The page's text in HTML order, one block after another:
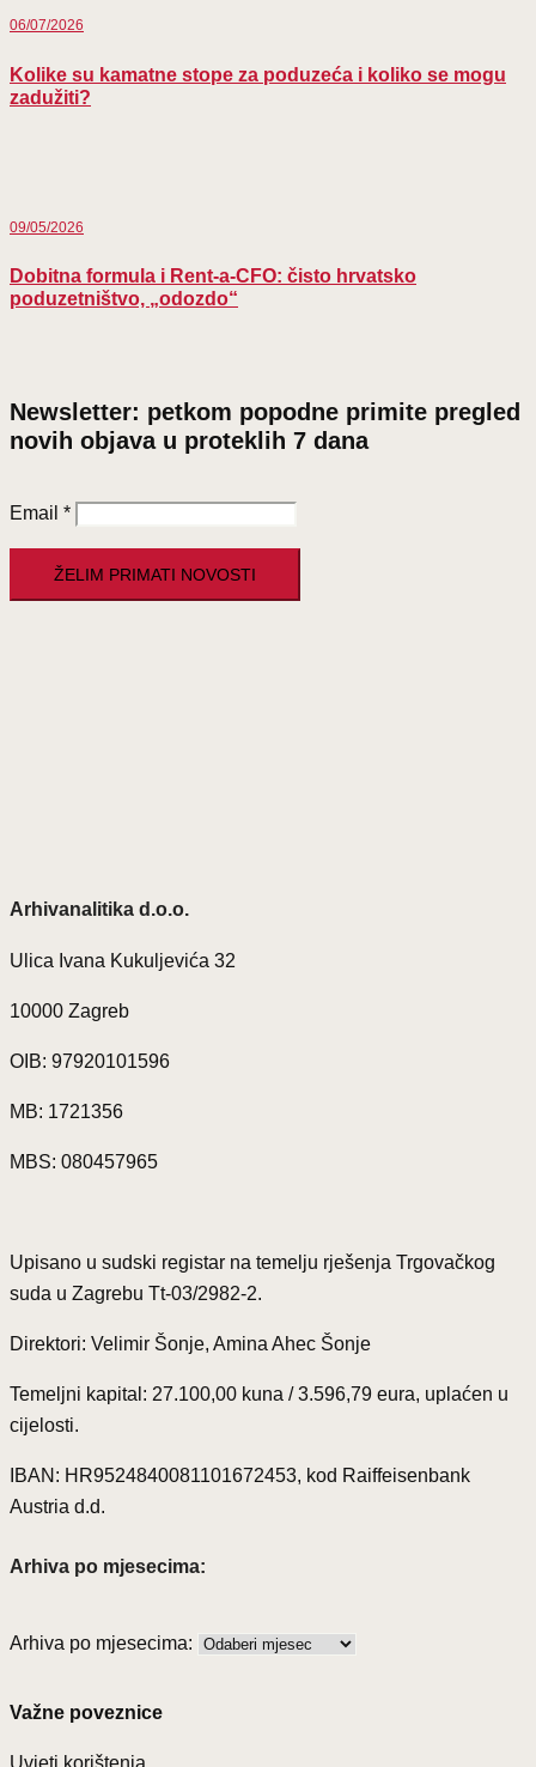
06/07/2026
Kolike su kamatne stope za poduzeća i koliko se mogu
zadužiti?
09/05/2026
Dobitna formula i Rent-a-CFO: čisto hrvatsko
poduzetništvo, „odozdo“
Newsletter: petkom popodne primite pregled
novih objava u proteklih 7 dana
Email *
Arhivanalitika d.o.o.
Ulica Ivana Kukuljevića 32
10000 Zagreb
OIB: 97920101596
MB: 1721356
MBS: 080457965
Upisano u sudski registar na temelju rješenja Trgovačkog
suda u Zagrebu Tt-03/2982-2.
Direktori: Velimir Šonje, Amina Ahec Šonje
Temeljni kapital: 27.100,00 kuna / 3.596,79 eura, uplaćen u
cijelosti.
IBAN: HR9524840081101672453, kod Raiffeisenbank
Austria d.d.
Arhiva po mjesecima:
Arhiva po mjesecima:
Važne poveznice